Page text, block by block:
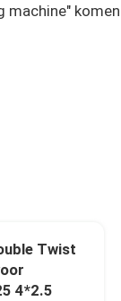
machine" komen
Twist
4*2.5